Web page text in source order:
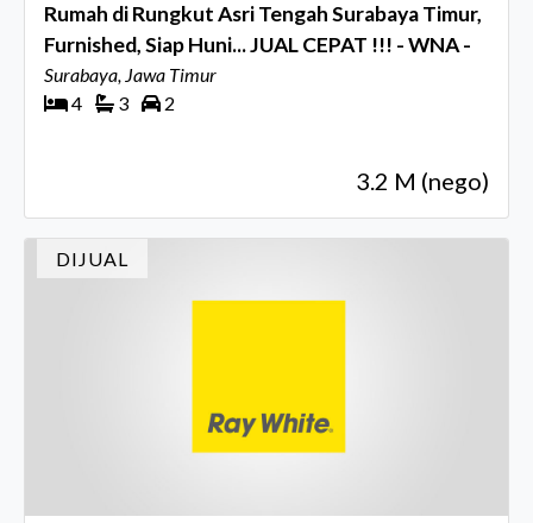
Rumah di Rungkut Asri Tengah Surabaya Timur,
Furnished, Siap Huni... JUAL CEPAT !!! - WNA -
Surabaya, Jawa Timur
4
3 2
3.2 M (nego)
DIJUAL